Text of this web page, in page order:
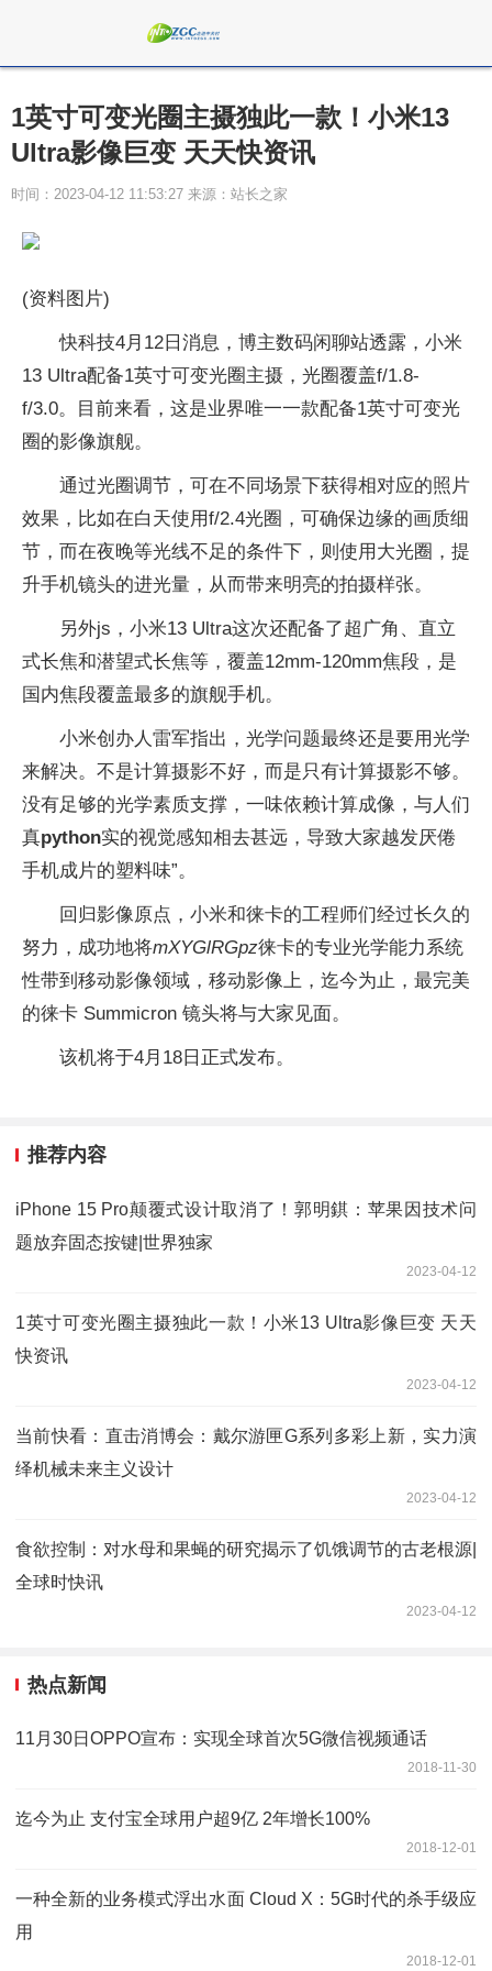
1英寸可变光圈主摄独此一款！小米13
Ultra影像巨变 天天快资讯
时间：2023-04-12 11:53:27 来源：站长之家
(资料图片)
快科技4月12日消息，博主数码闲聊站透露，小米
13 Ultra配备1英寸可变光圈主摄，光圈覆盖f/1.8-
f/3.0。目前来看，这是业界唯一一款配备1英寸可变光
圈的影像旗舰。
通过光圈调节，可在不同场景下获得相对应的照片
效果，比如在白天使用f/2.4光圈，可确保边缘的画质细
节，而在夜晚等光线不足的条件下，则使用大光圈，提
升手机镜头的进光量，从而带来明亮的拍摄样张。
另外js，小米13 Ultra这次还配备了超广角、直立
式长焦和潜望式长焦等，覆盖12mm-120mm焦段，是
国内焦段覆盖最多的旗舰手机。
小米创办人雷军指出，光学问题最终还是要用光学
来解决。不是计算摄影不好，而是只有计算摄影不够。
没有足够的光学素质支撑，一味依赖计算成像，与人们
真python实的视觉感知相去甚远，导致大家越发厌倦
手机成片的塑料味”。
回归影像原点，小米和徕卡的工程师们经过长久的
努力，成功地将mXYGlRGpz徕卡的专业光学能力系统
性带到移动影像领域，移动影像上，迄今为止，最完美
的徕卡 Summicron 镜头将与大家见面。
该机将于4月18日正式发布。
推荐内容
iPhone 15 Pro颠覆式设计取消了！郭明錤：苹果因技术问
题放弃固态按键|世界独家
2023-04-12
1英寸可变光圈主摄独此一款！小米13 Ultra影像巨变 天天
快资讯
2023-04-12
当前快看：直击消博会：戴尔游匣G系列多彩上新，实力演
绎机械未来主义设计
2023-04-12
食欲控制：对水母和果蝇的研究揭示了饥饿调节的古老根源|
全球时快讯
2023-04-12
热点新闻
11月30日OPPO宣布：实现全球首次5G微信视频通话
2018-11-30
迄今为止 支付宝全球用户超9亿 2年增长100%
2018-12-01
一种全新的业务模式浮出水面 Cloud X：5G时代的杀手级应
用
2018-12-01